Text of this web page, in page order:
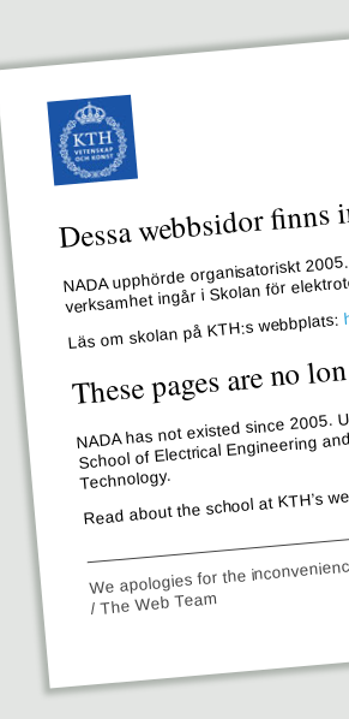
Dessa webbsidor
NADA upphörde organisatoriskt
verksamhet ingår i Skolan för
Läs om skolan på KTH:s webbplats:
These pages are no
NADA has not existed since
School of Electrical Engineering
Technology.
Read about the school at KTH’s
We apologies for the
/ The Web Team